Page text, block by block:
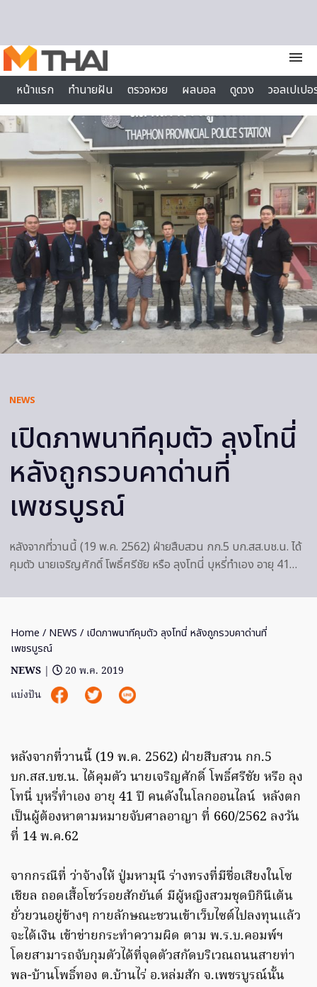
menu
หน้าแรก
ทำนายฝัน ตรวจหวย ผลบอล ดูดวง
วอลเปเป
ไลฟ์สไตล์
NEWS
เปิดภาพนาทีคุมตัว ลุงโทนี่
หลังถูกรวบคาด่านที่
เพชรบูรณ์
หลังจากที่วานนี้ (19 พ.ค. 2562) ฝ่ายสืบสวน กก.5 บก.สส.บช.น. ได้
คุมตัว นายเจริญศักดิ์ โพธิ์ศรีชัย หรือ ลุงโทนี่ บุหรี่ทำเอง อายุ 41…
Home / NEWS / เปิดภาพนาทีคุมตัว ลุงโทนี่ หลังถูกรวบคาด่านที่
เพชรบูรณ์
NEWS |
20 พ.ค. 2019
แบ่งปัน
หลังจากที่วานนี้ (19 พ.ค. 2562) ฝ่ายสืบสวน กก.5
บก.สส.บช.น. ได้คุมตัว นายเจริญศักดิ์ โพธิ์ศรีชัย หรือ ลุง
โทนี่ บุหรี่ทำเอง อายุ 41 ปี คนดังในโลกออนไลน์ หลังตก
เป็นผู้ต้องหาตามหมายจับศาลอาญา ที่ 660/2562 ลงวัน
ที่ 14 พ.ค.62
จากกรณีที่ ว่าจ้างให้ ปู่มหามุนี ร่างทรงที่มีชื่อเสียงในโซ
เชียล ถอดเสื้อโชว์รอยสักยันต์ มีผู้หญิงสวมชุดบิกินีเต้น
ยั่วยวนอยู่ข้างๆ กายลักษณะชวนเข้าเว็บไซต์ไปลงทุนแล้ว
จะได้เงิน เข้าข่ายกระทำความผิด ตาม พ.ร.บ.คอมพ์ฯ
โดยสามารถจับกุมตัวได้ที่จุดตัวสกัดบริเวณถนนสายท่า
พล-บ้านโพธิ์ทอง ต.บ้านไร่ อ.หล่มสัก จ.เพชรบูรณ์นั้น